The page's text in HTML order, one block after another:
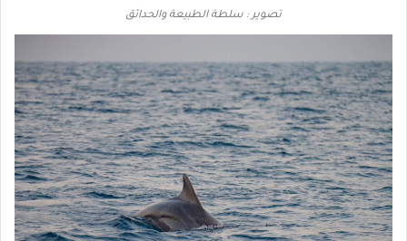
تصوير : سلطة الطبيعة والحدائق